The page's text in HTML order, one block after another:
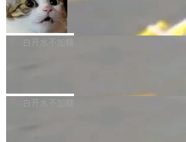
ceXAI的资金消耗速度尤为引人瞩目。然而，支
撑庞大支出的资金来源却呈现出截然不同的面
貌。数据显示，微软和 Meta 主要依托充沛的
你可以用 curl -fsSL https://dev.meta.ai/
sh | bash 安装一个能在大项目里自动规划、
代码、验证结果的 AI 终端工具。 据介绍，
个主 agent 循环，外加一组后台 agent。这些
美团开源 LoHoSearch，用知识图谱校
准 AI 能力认知
机器出题的前提，是让机器拥有全局视野。整
构建流程可以分为四个环节：建图 → 控制难度
白开水不加糖
库，并将作为transport接入Mooncake TENT
白开水不加糖